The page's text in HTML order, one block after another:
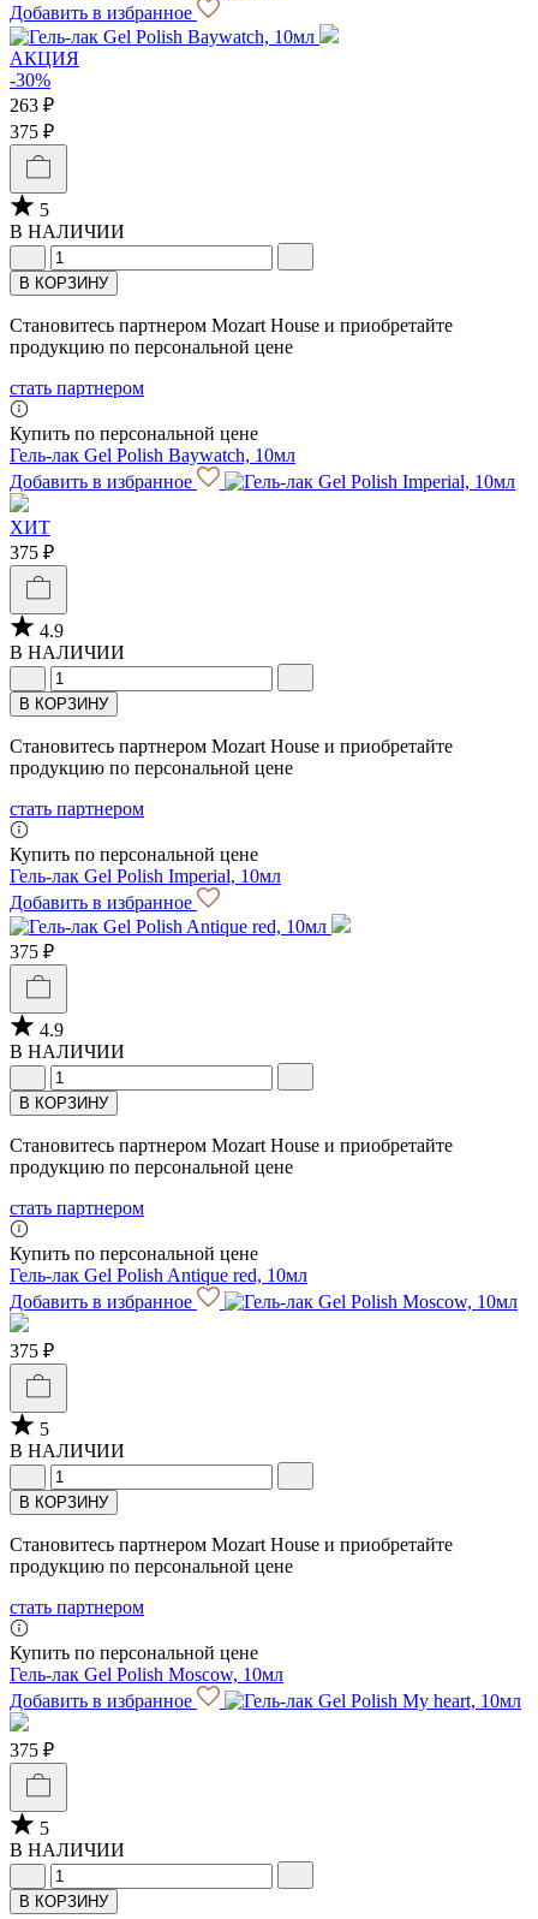
Добавить в избранное
АКЦИЯ
-30%
263 ₽
375 ₽
5
В НАЛИЧИИ
В КОРЗИНУ
Становитесь партнером Mozart House и приобретайте
продукцию по персональной цене
стать партнером
Купить по персональной цене
Гель-лак Gel Polish Baywatch, 10мл
Добавить в избранное
ХИТ
375 ₽
4.9
В НАЛИЧИИ
В КОРЗИНУ
Становитесь партнером Mozart House и приобретайте
продукцию по персональной цене
стать партнером
Купить по персональной цене
Гель-лак Gel Polish Imperial, 10мл
Добавить в избранное
375 ₽
4.9
В НАЛИЧИИ
В КОРЗИНУ
Становитесь партнером Mozart House и приобретайте
продукцию по персональной цене
стать партнером
Купить по персональной цене
Гель-лак Gel Polish Antique red, 10мл
Добавить в избранное
375 ₽
5
В НАЛИЧИИ
В КОРЗИНУ
Становитесь партнером Mozart House и приобретайте
продукцию по персональной цене
стать партнером
Купить по персональной цене
Гель-лак Gel Polish Moscow, 10мл
Добавить в избранное
375 ₽
5
В НАЛИЧИИ
В КОРЗИНУ